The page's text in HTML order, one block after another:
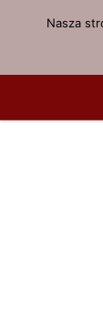
Przejdź do
Nasza